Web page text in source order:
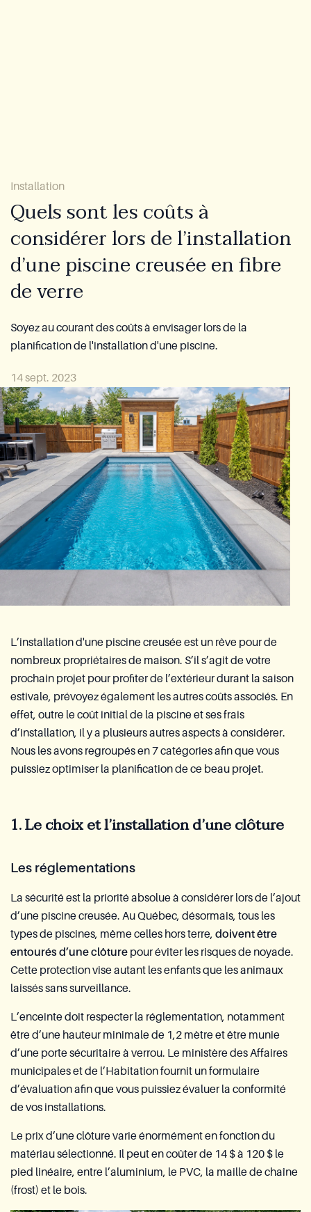
Technologie CovaTec
FAQ
Devenir partenaire
Service Après-vente Azoria
Groupe Reia
EN
Demande de soumission
Installation
Quels sont les coûts à
considérer lors de l’installation
d’une piscine creusée en fibre
de verre
Soyez au courant des coûts à envisager lors de la
planification de l'installation d'une piscine.
14 sept. 2023
L’installation d'une piscine creusée est un rêve pour de
nombreux propriétaires de maison. S’il s’agit de votre
prochain projet pour profiter de l’extérieur durant la saison
estivale, prévoyez également les autres coûts associés. En
effet, outre le coût initial de la piscine et ses frais
d’installation, il y a plusieurs autres aspects à considérer.
Nous les avons regroupés en 7 catégories afin que vous
puissiez optimiser la planification de ce beau projet.
1. Le choix et l’installation d’une clôture
Les réglementations
La sécurité est la priorité absolue à considérer lors de l’ajout
d’une piscine creusée. Au Québec, désormais, tous les
types de piscines, même celles hors terre, doivent être
entourés d’une clôture pour éviter les risques de noyade.
Cette protection vise autant les enfants que les animaux
laissés sans surveillance.
L’enceinte doit respecter la réglementation, notamment
être d’une hauteur minimale de 1,2 mètre et être munie
d’une porte sécuritaire à verrou. Le ministère des Affaires
municipales et de l’Habitation fournit un formulaire
d’évaluation afin que vous puissiez évaluer la conformité
de vos installations.
Le prix d’une clôture varie énormément en fonction du
matériau sélectionné. Il peut en coûter de 14 $ à 120 $ le
pied linéaire, entre l’aluminium, le PVC, la maille de chaîne
(frost) et le bois.